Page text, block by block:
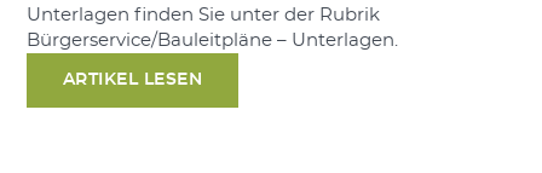
Unterlagen finden Sie unter der Rubrik
Bürgerservice/Bauleitpläne – Unterlagen.
ARTIKEL LESEN